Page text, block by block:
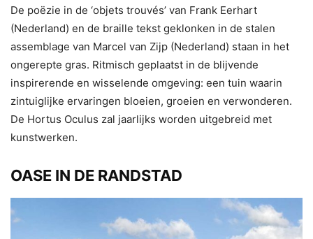
De poëzie in de ‘objets trouvés’ van Frank Eerhart
(Nederland) en de braille tekst geklonken in de stalen
assemblage van Marcel van Zijp (Nederland) staan in het
ongerepte gras. Ritmisch geplaatst in de blijvende
inspirerende en wisselende omgeving: een tuin waarin
zintuiglijke ervaringen bloeien, groeien en verwonderen.
De Hortus Oculus zal jaarlijks worden uitgebreid met
kunstwerken.
OASE IN DE RANDSTAD